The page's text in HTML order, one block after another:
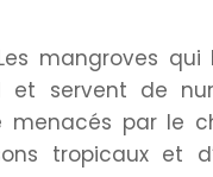
mangroves qui
servent de
menacés par le
tropicaux et